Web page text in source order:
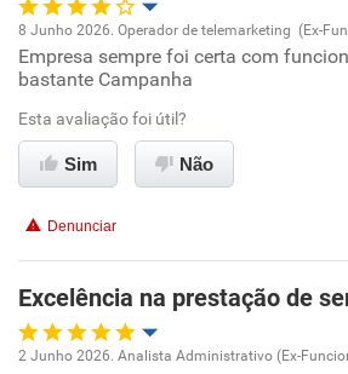
Recomenda a diretoria
Oportunidade de promoção
Ambiente de trabalho
Conciliação com a vida familiar
Recomenda esta empresa
Recomenda a diretoria
8 Junho 2026. Operador de telemarketing (Ex-
Empresa sempre foi certa com
bastante Campanha
Esta avaliação foi útil?
Sim Não
Denunciar
Excelência na prestação de
2 Junho 2026. Analista Administrativo (Ex-